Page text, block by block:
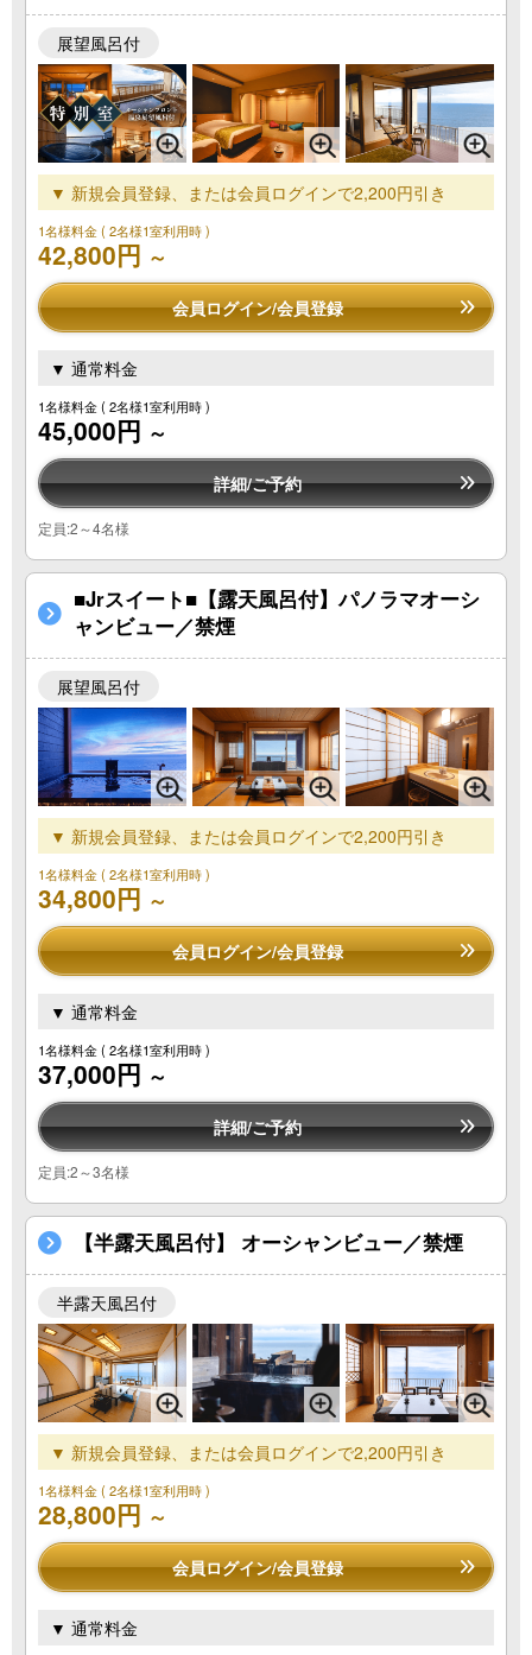
展望風呂付
▼ 新規会員登録、または会員ログインで2,200円引き
1名様料金( 2名様1室利用時 )
42,800円 ～
会員ログイン/会員登録
▼ 通常料金
1名様料金( 2名様1室利用時 )
45,000円 ～
詳細/ご予約
定員:2～4名様
■Jrスイート■【露天風呂付】パノラマオーシ
ャンビュー／禁煙
展望風呂付
▼ 新規会員登録、または会員ログインで2,200円引き
1名様料金( 2名様1室利用時 )
34,800円 ～
会員ログイン/会員登録
▼ 通常料金
1名様料金( 2名様1室利用時 )
37,000円 ～
詳細/ご予約
定員:2～3名様
【半露天風呂付】 オーシャンビュー／禁煙
半露天風呂付
▼ 新規会員登録、または会員ログインで2,200円引き
1名様料金( 2名様1室利用時 )
28,800円 ～
会員ログイン/会員登録
▼ 通常料金